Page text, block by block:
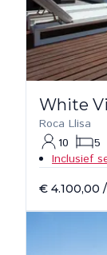
White
Roca Llisa
10
5
Inclusief
€ 4.100,00 /